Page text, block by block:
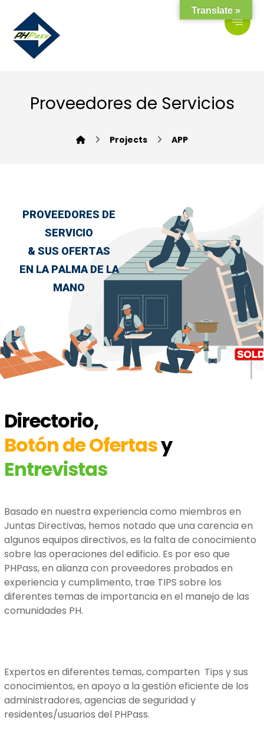
Proveedores de Servicios
Projects APP
PROVEEDORES DE
SERVICIO
& SUS OFERTAS
EN LA PALMA DE LA
MANO
Directorio,
Botón de Ofertasy
Entrevistas
Basado en nuestra experiencia como miembros en
Juntas Directivas, hemos notado que una carencia en
algunos equipos directivos, es la falta de conocimiento
sobre las operaciones del edificio. Es por eso que
PHPass, en alianza con proveedores probados en
experiencia y cumplimento, trae TIPS sobre los
diferentes temas de importancia en el manejo de las
comunidades PH.
Expertos en diferentes temas, comparten Tips y sus
conocimientos, en apoyo a la gestión eficiente de los
administradores, agencias de seguridad y
residentes/usuarios del PHPass.
Translate »